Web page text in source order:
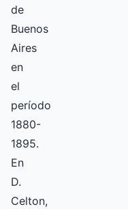
de
Buenos
Aires
en
el
período
1880-
1895.
En
D.
Celton,